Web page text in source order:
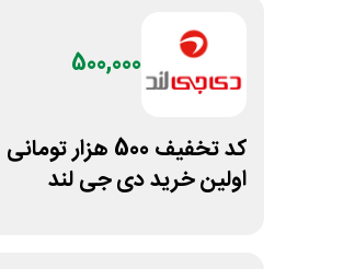
500,000
کد تخفیف 500 هزار تومانی
اولین خرید دی جی لند